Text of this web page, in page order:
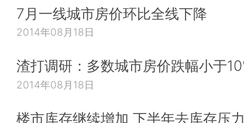
7月一线城市房价环比全线下降
2014年08月18日
渣打调研：多数城市房价跌幅小于
2014年08月18日
楼市库存继续增加 下半年去库存压